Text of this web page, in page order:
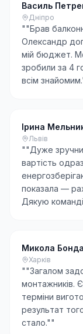
Василь
Дніпро
""Брав
Олександр
мій бюджет.
зробили за 4
всім
Ірина
Львів
""Дуже
вартість
показала —
Дякую
Микола
Харків
""Загалом
монтажників.
терміни
результат
стало.""